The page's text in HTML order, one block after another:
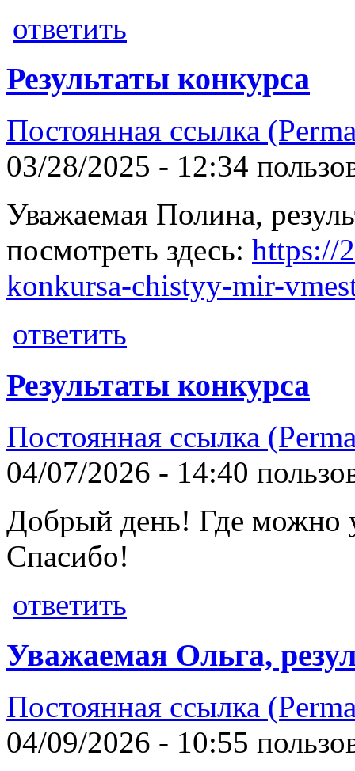
ответить
Результаты конкурса
Постоянная ссылка
03/28/2025 - 12:34
Уважаемая Полина,
посмотреть здесь: https://
konkursa-chistyy-mir-
ответить
Результаты конкурса
Постоянная ссылка
04/07/2026 - 14:40
Добрый день! Где можно
Спасибо!
ответить
Уважаемая Ольга,
Постоянная ссылка
04/09/2026 - 10:55